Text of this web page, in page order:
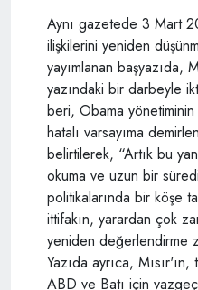
Aynı gazetede 3 Mart
ilişkilerini yeniden
yayımlanan başyazıda,
yazındaki bir darbeyle
beri, Obama yönetiminin
hatalı varsayıma
belirtilerek, “Artık bu
okuma ve uzun bir
politikalarında bir köşe
ittifakın, yarardan çok
yeniden değerlendirme
Yazıda ayrıca,
ABD ve Batı için